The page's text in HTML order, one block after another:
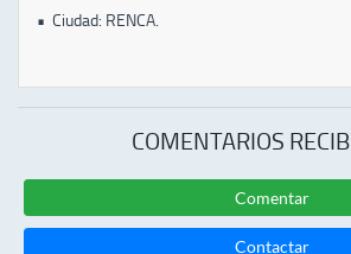
• Ciudad: RENCA.
COMENTARIOS
Comentar
Contactar